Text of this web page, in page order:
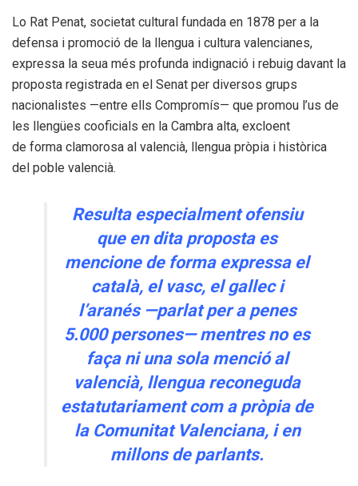
Lo Rat Penat, societat cultural fundada en 1878 per a la
defensa i promoció de la llengua i cultura valencianes,
expressa la seua més profunda indignació i rebuig davant la
proposta registrada en el Senat per diversos grups
nacionalistes —entre ells Compromís— que promou l’us de
les llengües cooficials en la Cambra alta, excloent
de forma clamorosa al valencià, llengua pròpia i històrica
del poble valencià.
Resulta especialment ofensiu
que en dita proposta es
mencione de forma expressa el
català, el vasc, el gallec i
l’aranés —parlat per a penes
5.000 persones— mentres no es
faça ni una sola menció al
valencià, llengua reconeguda
estatutariament com a pròpia de
la Comunitat Valenciana, i en
millons de parlants.